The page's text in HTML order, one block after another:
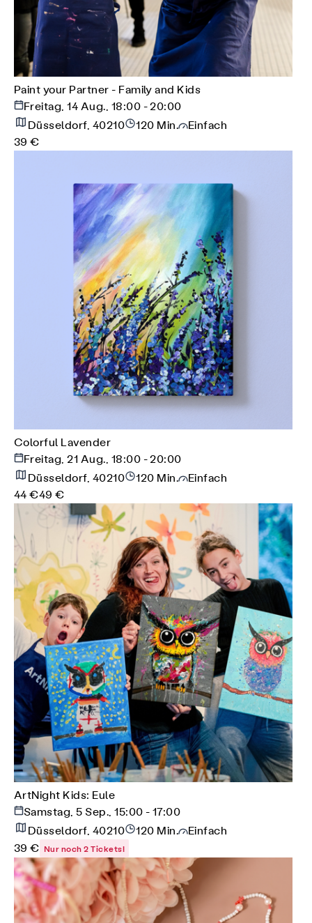
Paint your Partner - Family and Kids
Freitag, 14 Aug., 18:00 - 20:00
Düsseldorf, 40210
120 Min.
Einfach
39 €
Colorful Lavender
Freitag, 21 Aug., 18:00 - 20:00
Düsseldorf, 40210
120 Min.
Einfach
44 €49 €
ArtNight Kids: Eule
Samstag, 5 Sep., 15:00 - 17:00
Düsseldorf, 40210
120 Min.
Einfach
39 € Nur noch 2 Tickets!